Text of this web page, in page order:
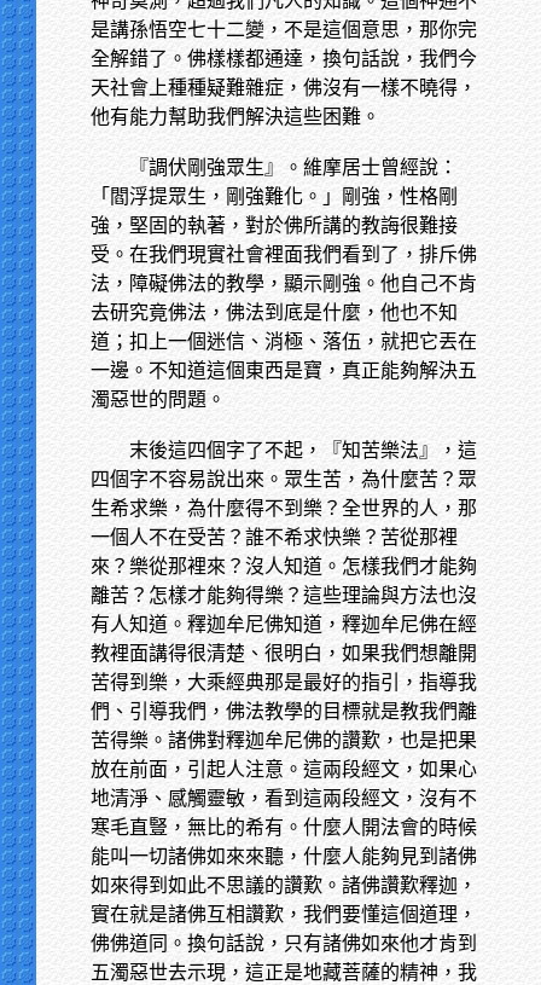
是講孫悟空七十二變，不是這個意思，那你完
全解錯了。佛樣樣都通達，換句話說，我們今
天社會上種種疑難雜症，佛沒有一樣不曉得，
他有能力幫助我們解決這些困難。
『調伏剛強眾生』。維摩居士曾經說：
「閻浮提眾生，剛強難化。」剛強，性格剛
強，堅固的執著，對於佛所講的教誨很難接
受。在我們現實社會裡面我們看到了，排斥佛
法，障礙佛法的教學，顯示剛強。他自己不肯
去研究竟佛法，佛法到底是什麼，他也不知
道；扣上一個迷信、消極、落伍，就把它丟在
一邊。不知道這個東西是寶，真正能夠解決五
濁惡世的問題。
末後這四個字了不起，『知苦樂法』，這
四個字不容易說出來。眾生苦，為什麼苦？眾
生希求樂，為什麼得不到樂？全世界的人，那
一個人不在受苦？誰不希求快樂？苦從那裡
來？樂從那裡來？沒人知道。怎樣我們才能夠
離苦？怎樣才能夠得樂？這些理論與方法也沒
有人知道。釋迦牟尼佛知道，釋迦牟尼佛在經
教裡面講得很清楚、很明白，如果我們想離開
苦得到樂，大乘經典那是最好的指引，指導我
們、引導我們，佛法教學的目標就是教我們離
苦得樂。諸佛對釋迦牟尼佛的讚歎，也是把果
放在前面，引起人注意。這兩段經文，如果心
地清淨、感觸靈敏，看到這兩段經文，沒有不
寒毛直豎，無比的希有。什麼人開法會的時候
能叫一切諸佛如來來聽，什麼人能夠見到諸佛
如來得到如此不思議的讚歎。諸佛讚歎釋迦，
實在就是諸佛互相讚歎，我們要懂這個道理，
佛佛道同。換句話說，只有諸佛如來他才肯到
五濁惡世去示現，這正是地藏菩薩的精神，我